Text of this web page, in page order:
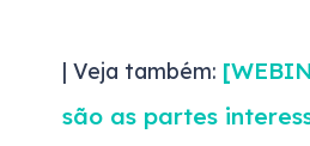
| Veja também: [
são as partes